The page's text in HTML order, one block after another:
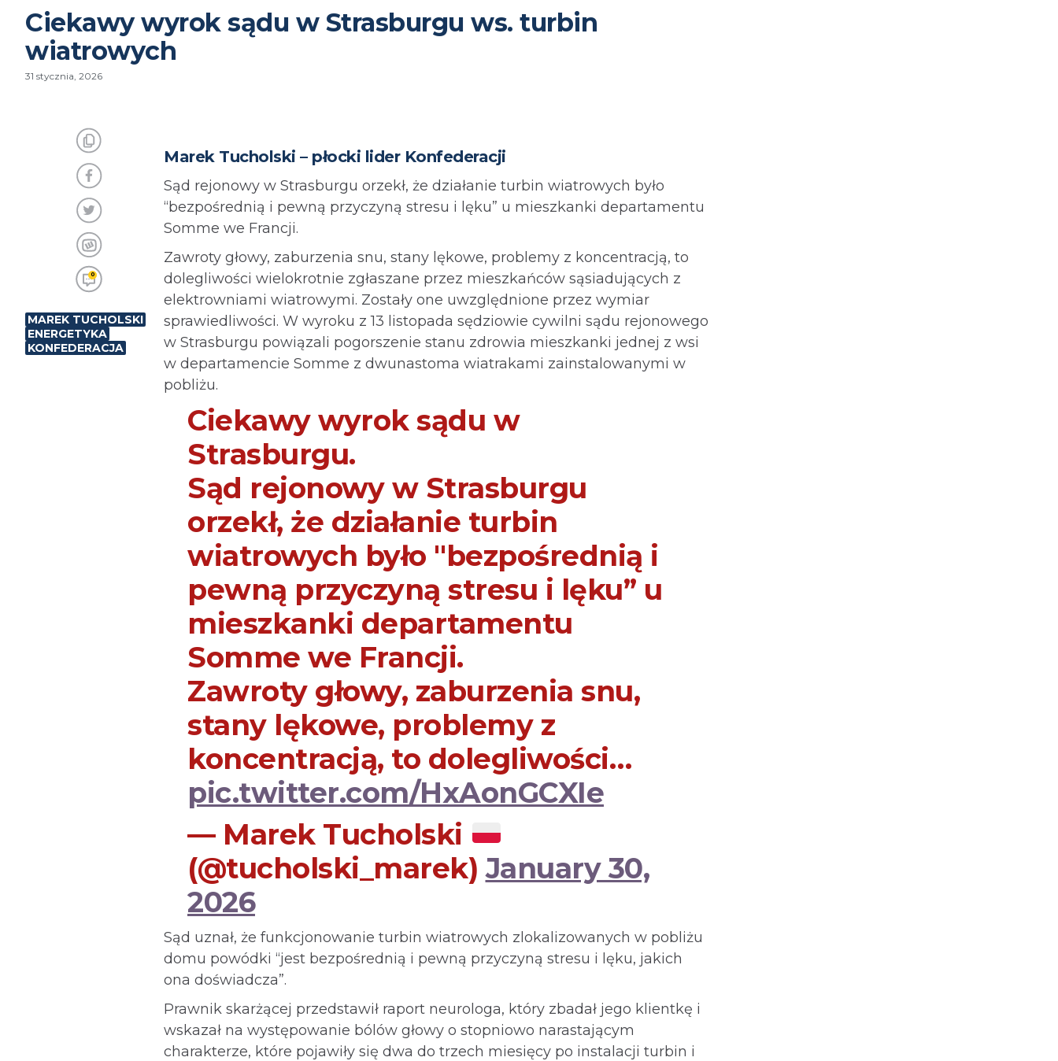
Ciekawy wyrok sądu w Strasburgu ws. turbin
wiatrowych
31 stycznia, 2026
0
MAREK TUCHOLSKI
ENERGETYKA
KONFEDERACJA
Marek Tucholski – płocki lider Konfederacji
Sąd rejonowy w Strasburgu orzekł, że działanie turbin wiatrowych było
“bezpośrednią i pewną przyczyną stresu i lęku” u mieszkanki departamentu
Somme we Francji.
Zawroty głowy, zaburzenia snu, stany lękowe, problemy z koncentracją, to
dolegliwości wielokrotnie zgłaszane przez mieszkańców sąsiadujących z
elektrowniami wiatrowymi. Zostały one uwzględnione przez wymiar
sprawiedliwości. W wyroku z 13 listopada sędziowie cywilni sądu rejonowego
w Strasburgu powiązali pogorszenie stanu zdrowia mieszkanki jednej z wsi
w departamencie Somme z dwunastoma wiatrakami zainstalowanymi w
pobliżu.
Ciekawy wyrok sądu w
Strasburgu.
Sąd rejonowy w Strasburgu
orzekł, że działanie turbin
wiatrowych było "bezpośrednią i
pewną przyczyną stresu i lęku” u
mieszkanki departamentu
Somme we Francji.
Zawroty głowy, zaburzenia snu,
stany lękowe, problemy z
koncentracją, to dolegliwości…
pic.twitter.com/HxAonGCXIe
— Marek Tucholski
(@tucholski_marek)January 30,
2026
Sąd uznał, że funkcjonowanie turbin wiatrowych zlokalizowanych w pobliżu
domu powódki “jest bezpośrednią i pewną przyczyną stresu i lęku, jakich
ona doświadcza”.
Prawnik skarżącej przedstawił raport neurologa, który zbadał jego klientkę i
wskazał na występowanie bólów głowy o stopniowo narastającym
charakterze, które pojawiły się dwa do trzech miesięcy po instalacji turbin i